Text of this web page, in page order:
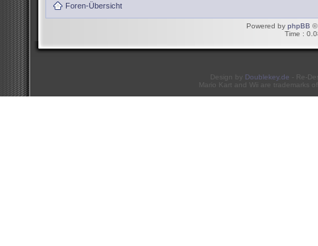
Foren-Übersicht
Powered by phpBB ©
Time :
Design by Doublekey.de - Re-
Mario Kart and Wii are trademarks